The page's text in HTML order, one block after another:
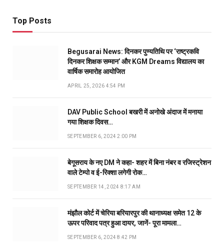
Top Posts
Begusarai News: दिनकर पुण्यतिथि पर ‘राष्ट्रकवि
दिनकर शिक्षक सम्मान’ और KGM Dreams विद्यालय का
वार्षिक समारोह आयोजित
APRIL 25, 2026 4:54 PM
DAV Public School बखरी में अनोखे अंदाज में मनाया
गया शिक्षक दिवस…
SEPTEMBER 6, 2024 2:00 PM
बेगूसराय के नए DM ने कहा- शहर में बिना नंबर व रजिस्ट्रेशन
वाले टेम्पो व ई-रिक्शा लगेगी रोक…
SEPTEMBER 14, 2024 8:17 AM
मंझौल कोर्ट में चेरिया बरियारपुर की थानाध्यक्ष समेत 12 के
ऊपर परिवाद पत्र हुआ दायर, जानें- पूरा मामला…
SEPTEMBER 6, 2024 8:42 PM